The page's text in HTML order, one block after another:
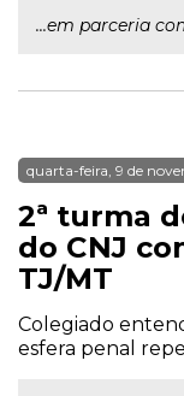
...em parceria
quarta-feira, 9 de
2ª turma
do CNJ
TJ/MT
Colegiado
esfera penal